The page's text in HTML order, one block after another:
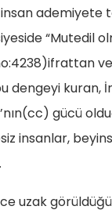
ademiyete
“Mutedil
dengeyi kuran,
gücü
insanlar,